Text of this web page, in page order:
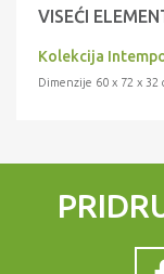
VISEĆI
Kolekcija
Dimenzije 60 x 72 x 32